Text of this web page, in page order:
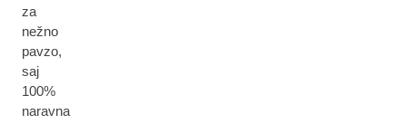
za
nežno
pavzo,
saj
100%
naravna